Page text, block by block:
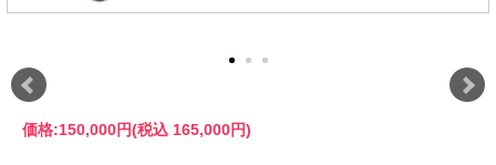
価格:150,000円(税込 165,000円)